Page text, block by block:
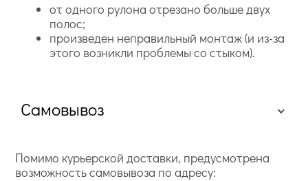
от одного рулона отрезано больше двух
полос;
произведен неправильный монтаж (и из-за
этого возникли проблемы со стыком).
Самовывоз
Помимо курьерской доставки, предусмотрена
возможность самовывоза по адресу: